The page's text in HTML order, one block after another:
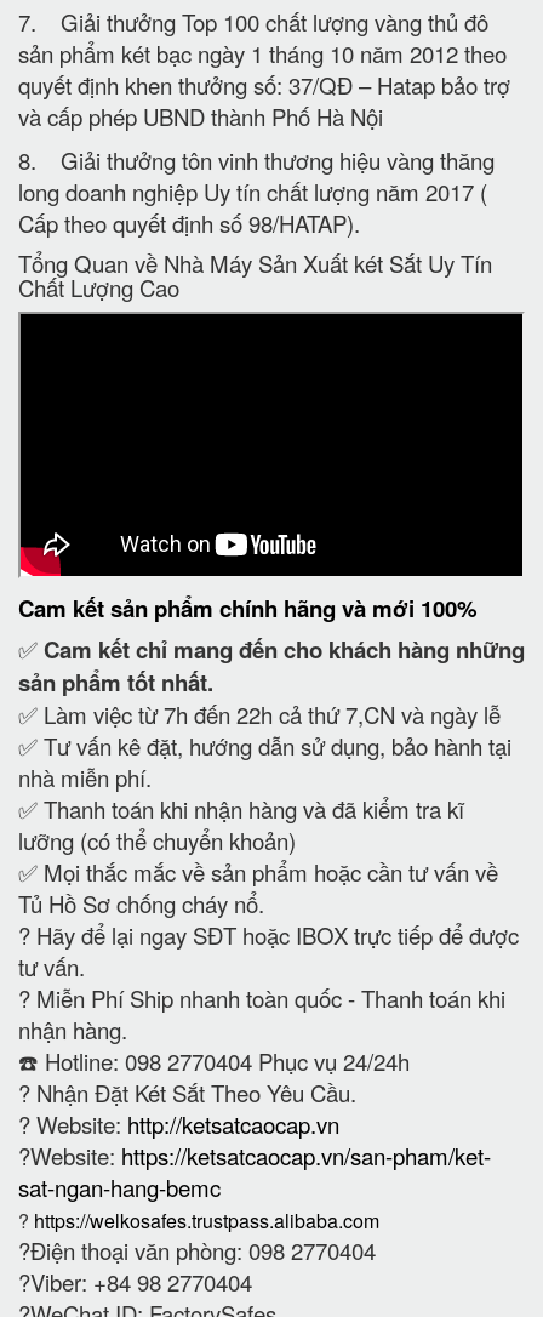
7. Giải thưởng Top 100 chất lượng vàng thủ đô
sản phẩm két bạc ngày 1 tháng 10 năm 2012 theo
quyết định khen thưởng số: 37/QĐ – Hatap bảo trợ
và cấp phép UBND thành Phố Hà Nội
8. Giải thưởng tôn vinh thương hiệu vàng thăng
long doanh nghiệp Uy tín chất lượng năm 2017 (
Cấp theo quyết định số 98/HATAP).
Tổng Quan về Nhà Máy Sản Xuất két Sắt Uy Tín
Chất Lượng Cao
Cam kếtsản phẩm chính hãng và mới 100%
✅ Cam kếtchỉ mang đến cho khách hàng những
sản phẩm tốt nhất.
✅ Làm việc từ 7h đến 22h cả thứ 7,CN và ngày lễ
✅ Tư vấn kê đặt, hướng dẫn sử dụng, bảo hành tại
nhà miễn phí.
✅ Thanh toán khi nhận hàng và đã kiểm tra kĩ
lưỡng (có thể chuyển khoản)
✅ Mọi thắc mắc về sản phẩm hoặc cần tư vấn về
Tủ Hồ Sơ chống cháy nổ.
? Hãy để lại ngay SĐT hoặc IBOX trực tiếp để được
tư vấn.
? Miễn Phí Ship nhanh toàn quốc - Thanh toán khi
nhận hàng.
☎️ Hotline: 098 2770404 Phục vụ 24/24h
? Nhận Đặt Két Sắt Theo Yêu Cầu.
? Website: http://ketsatcaocap.vn
?Website: https://ketsatcaocap.vn/san-pham/ket-
sat-ngan-hang-bemc
? https://welkosafes.trustpass.alibaba.com
?Điện thoại văn phòng: 098 2770404
?Viber: +84 98 2770404